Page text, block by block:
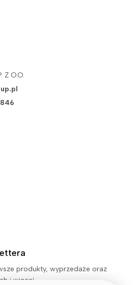
Z O.O.
produkty, wyprzedaże oraz
i więcej.